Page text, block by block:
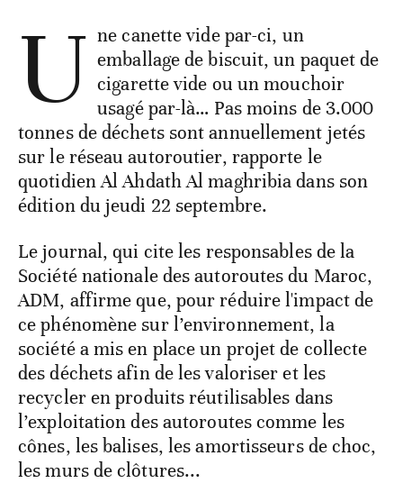
U ne canette vide par-ci, un
emballage de biscuit, un paquet de
cigarette vide ou un mouchoir
usagé par-là… Pas moins de 3.000
tonnes de déchets sont annuellement jetés
sur le réseau autoroutier, rapporte le
quotidien Al Ahdath Al maghribia dans son
édition du jeudi 22 septembre.
Le journal, qui cite les responsables de la
Société nationale des autoroutes du Maroc,
ADM, affirme que, pour réduire l'impact de
ce phénomène sur l’environnement, la
société a mis en place un projet de collecte
des déchets afin de les valoriser et les
recycler en produits réutilisables dans
l’exploitation des autoroutes comme les
cônes, les balises, les amortisseurs de choc,
les murs de clôtures...